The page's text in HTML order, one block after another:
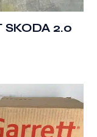
SKODA 2.0